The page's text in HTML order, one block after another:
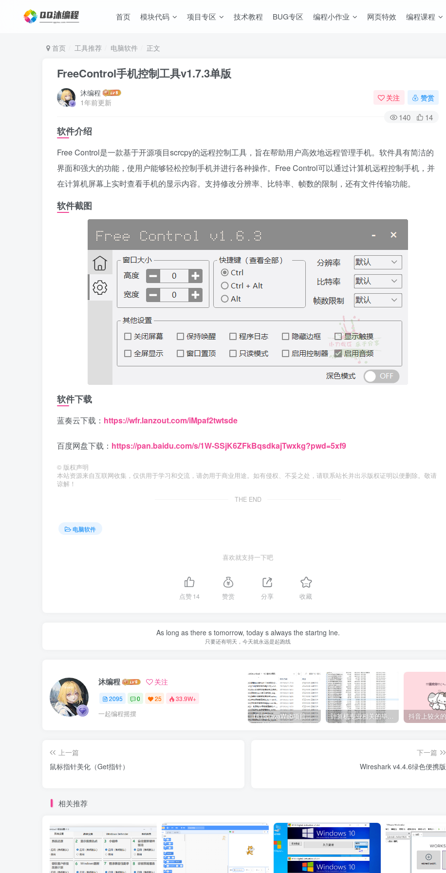
首页 模块代码 项目专区 技术教程 BUG专区 编程小作业 网页特效 编程课程
首页 工具推荐 电脑软件 正文
FreeControl手机控制工具v1.7.3单版
沐编程
1年前更新
关注 赞赏
140 14
软件介绍
Free Control是一款基于开源项目scrcpy的远程控制工具，旨在帮助用户高效地远程管理手机。软件具有简洁的
界面和强大的功能，使用户能够轻松控制手机并进行各种操作。Free Control可以通过计算机远程控制手机，并
在计算机屏幕上实时查看手机的显示内容。支持修改分辨率、比特率、帧数的限制，还有文件传输功能。
软件截图
软件下载
蓝奏云下载： https://wfr.lanzout.com/iMpaf2twtsde
百度网盘下载： https://pan.baidu.com/s/1W-SSjK6ZFkBqsdkajTwxkg?pwd=5xf9
© 版权声明
本站资源来自互联网收集，仅供用于学习和交流，请勿用于商业用途。如有侵权、不妥之处，请联系站长并出示版权证明以便删除。敬请
谅解！
THE END
电脑软件
喜欢就支持一下吧
点赞14 赞赏 分享 收藏
As long as there s tomorrow, today s always the startng lne.
只要还有明天，今天就永远是起跑线
沐编程 关注
2095 0 25 33.9W+
一起编程摇摆 161套javaWeb项目源码免费分享
上一篇
鼠标指针美化（Get指针）
下一篇
Wireshark v4.4.6绿色便携版
相关推荐